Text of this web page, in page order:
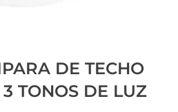
DE TECHO
TONOS DE LUZ